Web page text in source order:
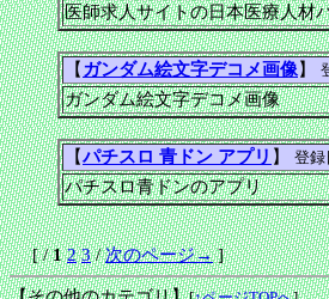
医師求人サイトの日本医療人材
【 ガンダム絵文字デコメ画像 】
ガンダム絵文字デコメ画像
【パチスロ 青ドン アプリ 】 登録
パチスロ青ドンのアプリ
[ /1 2 3/次のページ→]